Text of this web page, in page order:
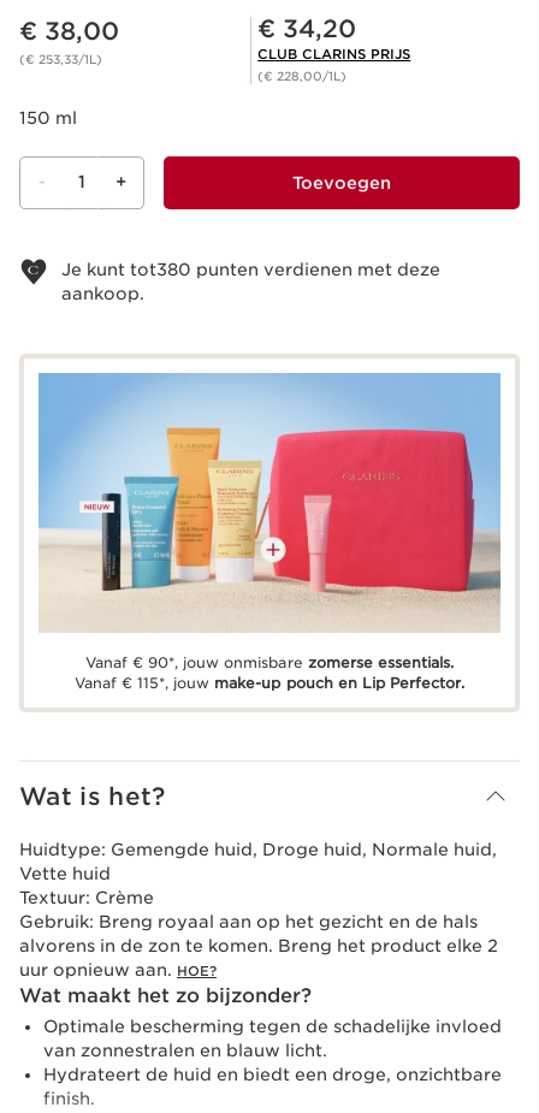
Dit is nu de prijs € 38,00
€ 38,00
(€ 253,33/1L)
Club Clarins Prijs € 34,20
€ 34,20
CLUB CLARINS PRIJS
(€ 228,00/1L)
150 ml
- 1 + Toevoegen
Je kunt tot380 punten verdienen met deze
aankoop.
Vanaf € 90*, jouw onmisbare zomerse essentials.
Vanaf € 115*, jouw make-up pouch en Lip Perfector.
Wat is het?
Huidtype: Gemengde huid, Droge huid, Normale huid,
Vette huid
Textuur: Crème
Gebruik: Breng royaal aan op het gezicht en de hals
alvorens in de zon te komen. Breng het product elke 2
uur opnieuw aan. HOE?
Wat maakt het zo bijzonder?
Optimale bescherming tegen de schadelijke invloed
van zonnestralen en blauw licht.
Hydrateert de huid en biedt een droge, onzichtbare
finish.